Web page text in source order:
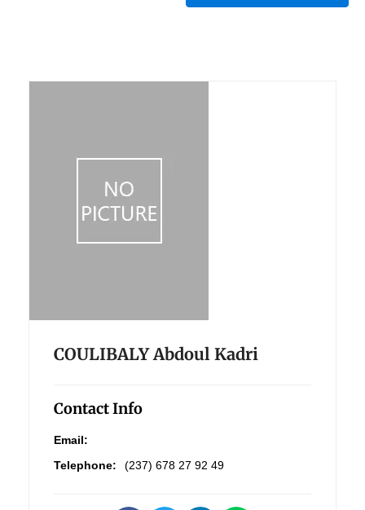
COULIBALY Abdoul Kadri
Contact Info
Email:
Telephone:
(237) 678 27 92 49